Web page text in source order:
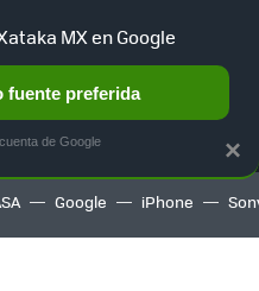
NUEVO
AUTO
Google iPhone
×
MX en Google
fuente preferida
de Google